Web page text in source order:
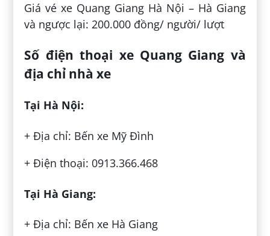
Giá vé xe Quang Giang Hà Nội – Hà Giang
và ngược lại: 200.000 đồng/ người/ lượt
Số điện thoại xe Quang Giang và
địa chỉ nhà xe
Tại Hà Nội:
+ Địa chỉ: Bến xe Mỹ Đình
+ Điện thoại: 0913.366.468
Tại Hà Giang:
+ Địa chỉ: Bến xe Hà Giang